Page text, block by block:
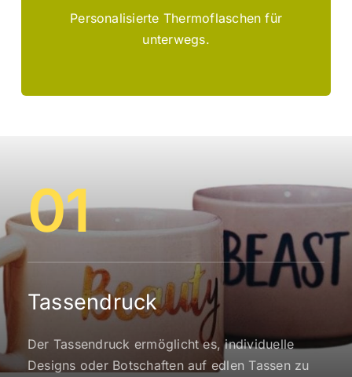
Personalisierte Thermoflaschen für
unterwegs.
01
Tassendruck
Der Tassendruck ermöglicht es, individuelle
Designs oder Botschaften auf edlen Tassen zu